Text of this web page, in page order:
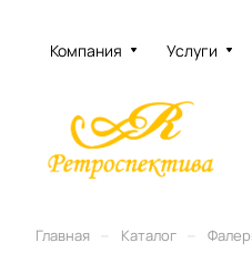
Компания Услуги
Главная Каталог